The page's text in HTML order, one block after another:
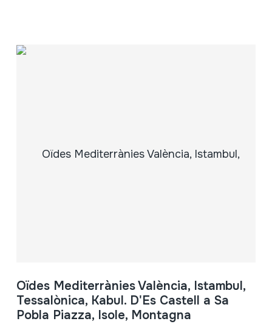
Oïdes Mediterrànies València, Istambul,
Tessalònica, Kabul. D'Es Castell a Sa
Pobla Piazza, Isole, Montagna